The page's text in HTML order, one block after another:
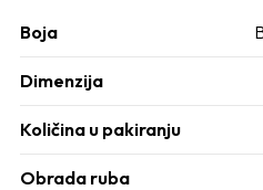
Boja
Dimenzija
Količina u pakiranju
Obrada ruba